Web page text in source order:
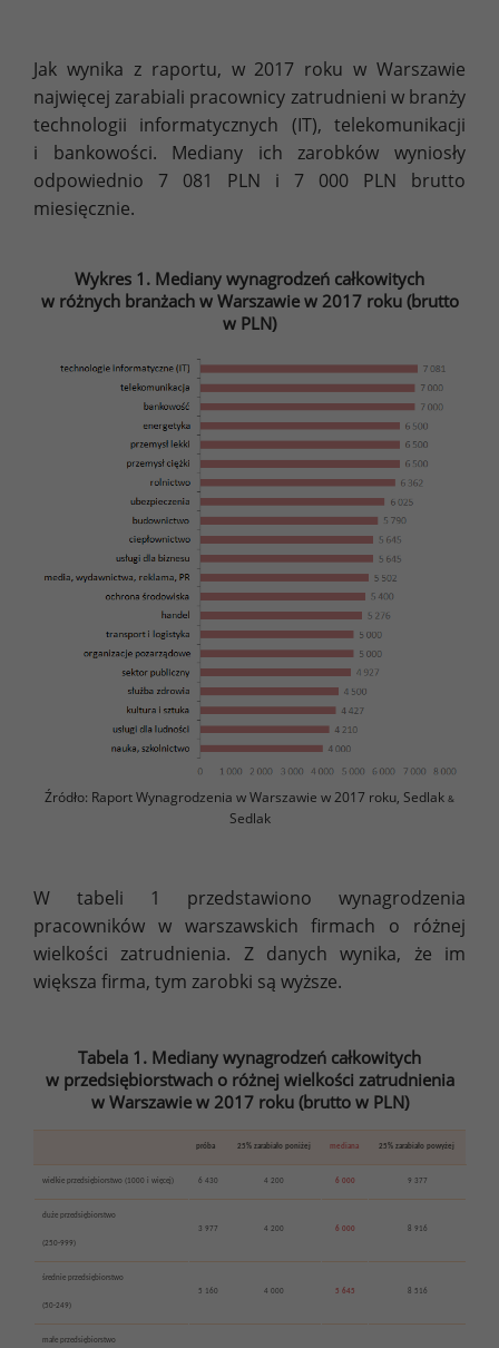
Jak wynika z raportu, w 2017 roku w Warszawie
najwięcej zarabiali pracownicy zatrudnieni w branży
technologii informatycznych (IT), telekomunikacji
i bankowości. Mediany ich zarobków wyniosły
odpowiednio 7 081 PLN i 7 000 PLN brutto
miesięcznie.
Wykres 1. Mediany wynagrodzeń całkowitych
w różnych branżach w Warszawie w 2017 roku (brutto
w PLN)
Źródło: Raport Wynagrodzenia w Warszawie w 2017 roku, Sedlak &
Sedlak
W tabeli 1 przedstawiono wynagrodzenia
pracowników w warszawskich firmach o różnej
wielkości zatrudnienia. Z danych wynika, że im
większa firma, tym zarobki są wyższe.
Tabela 1. Mediany wynagrodzeń całkowitych
w przedsiębiorstwach o różnej wielkości zatrudnienia
w Warszawie w 2017 roku (brutto w PLN)
próba 25% zarabiało poniżej mediana 25% zarabiało powyżej
wielkie przedsiębiorstwo (1000 i więcej) 6 430 4 200 6 000 9 377
duże przedsiębiorstwo
(250-999)
3 977 4 200 6 000 8 916
średnie przedsiębiorstwo
(50-249)
5 160 4 000 5 645 8 516
małe przedsiębiorstwo